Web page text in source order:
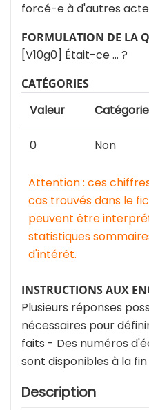
forcé-e à d'autres
FORMULATION DE LA
[V10g0] Était-ce … ?
CATÉGORIES
Valeur Catégorie
0 Non
Attention : ces
cas trouvés dans le
peuvent être
statistiques
d'intérêt.
INSTRUCTIONS AUX
Plusieurs réponses
nécessaires pour
faits - Des numéros
sont disponibles à la
Description